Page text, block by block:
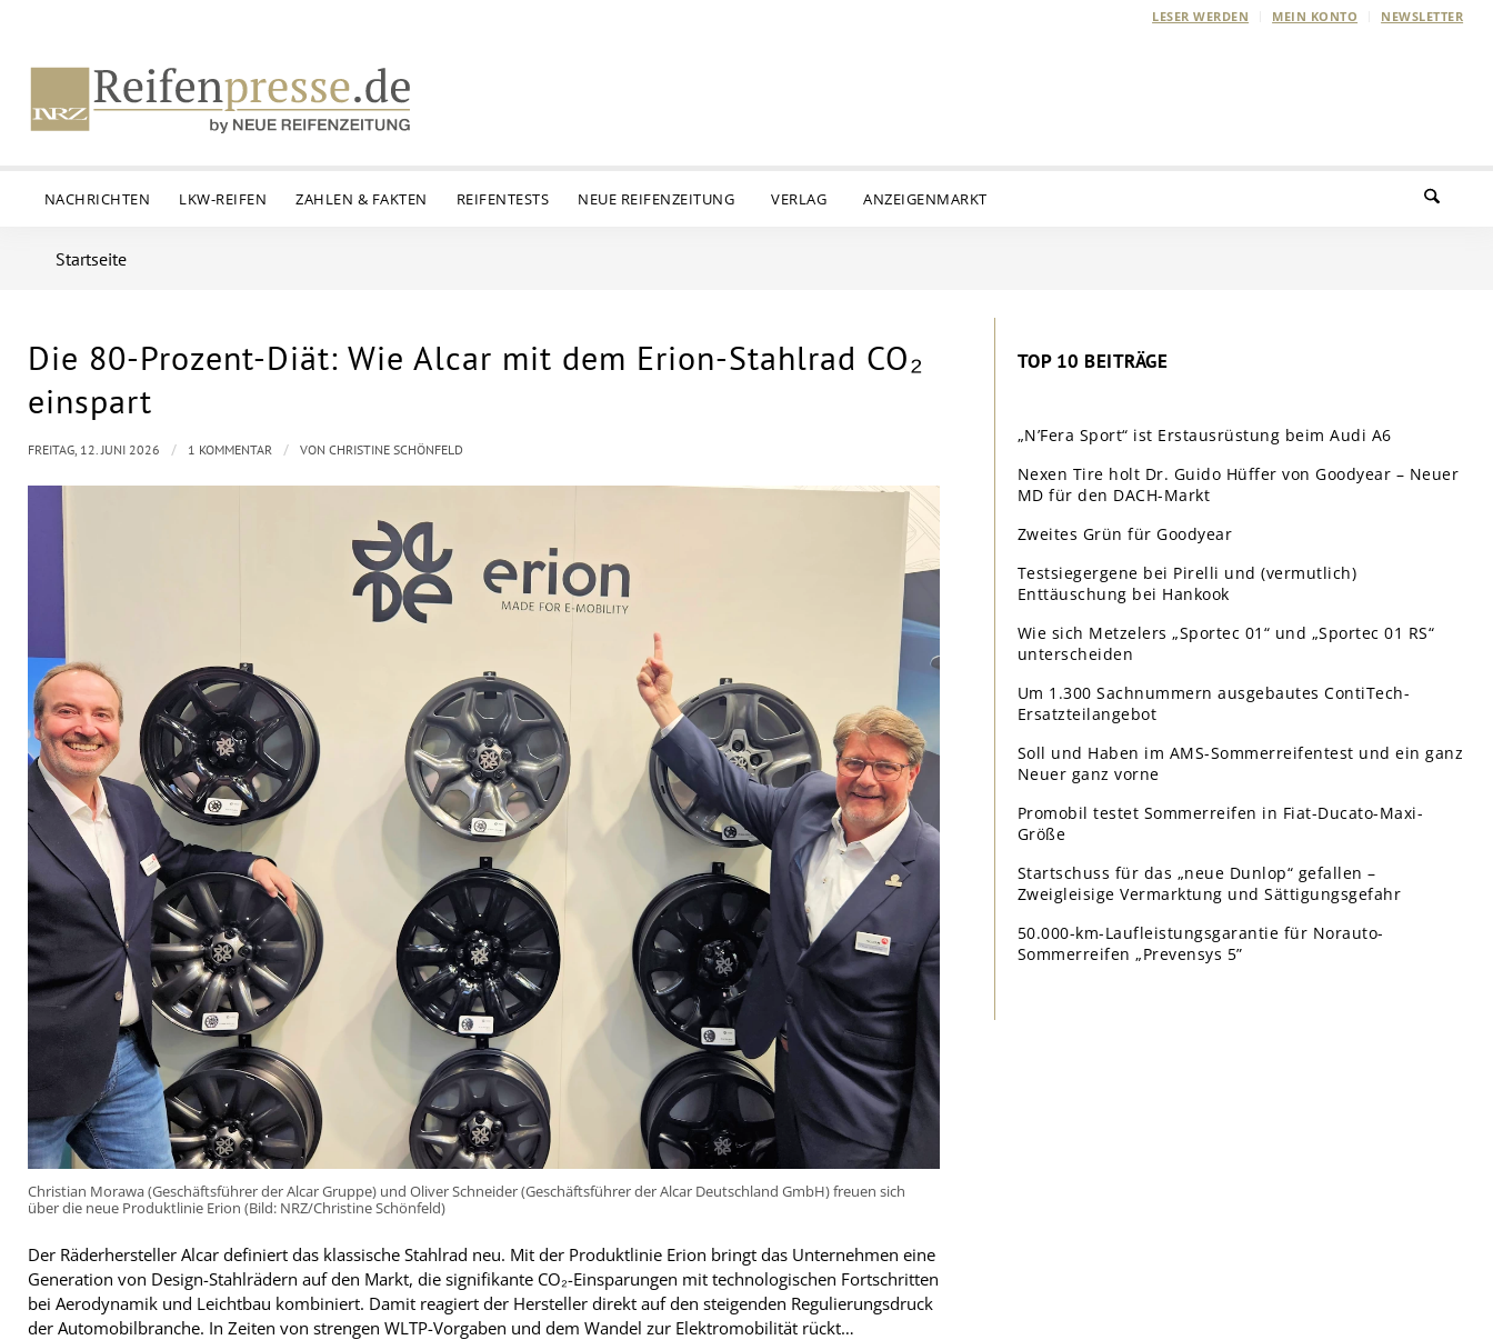
LESER WERDEN MEIN KONTO NEWSLETTER
NACHRICHTEN LKW-REIFEN ZAHLEN & FAKTEN REIFENTESTS NEUE REIFENZEITUNG VERLAG ANZEIGENMARKT
Startseite
Die 80-Prozent-Diät: Wie Alcar mit dem Erion-Stahlrad CO₂
einspart
Christian Morawa (Geschäftsführer der Alcar Gruppe) und Oliver Schneider (Geschäftsführer der Alcar Deutschland GmbH) freuen sich
über die neue Produktlinie Erion (Bild: NRZ/Christine Schönfeld)
Der Räderhersteller Alcar definiert das klassische Stahlrad neu. Mit der Produktlinie Erion bringt das Unternehmen eine
Generation von Design-Stahlrädern auf den Markt, die signifikante CO₂-Einsparungen mit technologischen Fortschritten
bei Aerodynamik und Leichtbau kombiniert. Damit reagiert der Hersteller direkt auf den steigenden Regulierungsdruck
der Automobilbranche. In Zeiten von strengen WLTP-Vorgaben und dem Wandel zur Elektromobilität rückt…
FREITAG, 12. JUNI 2026 / 1 KOMMENTAR / VON CHRISTINE SCHÖNFELD
TOP 10 BEITRÄGE
„N’Fera Sport“ ist Erstausrüstung beim Audi A6
Nexen Tire holt Dr. Guido Hüffer von Goodyear – Neuer
MD für den DACH-Markt
Zweites Grün für Goodyear
Testsiegergene bei Pirelli und (vermutlich)
Enttäuschung bei Hankook
Wie sich Metzelers „Sportec 01“ und „Sportec 01 RS“
unterscheiden
Um 1.300 Sachnummern ausgebautes ContiTech-
Ersatzteilangebot
Soll und Haben im AMS-Sommerreifentest und ein ganz
Neuer ganz vorne
Promobil testet Sommerreifen in Fiat-Ducato-Maxi-
Größe
Startschuss für das „neue Dunlop“ gefallen –
Zweigleisige Vermarktung und Sättigungsgefahr
50.000-km-Laufleistungsgarantie für Norauto-
Sommerreifen „Prevensys 5”